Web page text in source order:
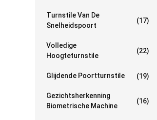
Turnstile Van De
Snelheidspoort
(17)
Volledige
Hoogteturnstile
(22)
Glijdende Poortturnstile (19)
Gezichtsherkenning
Biometrische Machine
(16)